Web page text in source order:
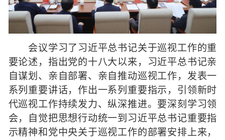
会议学习了习近平总书记关于巡视工作的重
要论述，指出党的十八大以来，习近平总书记亲
自谋划、亲自部署、亲自推动巡视工作，发表一
系列重要讲话，作出一系列重要指示，引领新时
代巡视工作持续发力、纵深推进。要深刻学习领
会，自觉把思想行动统一到习近平总书记重要指
示精神和党中央关于巡视工作的部署安排上来，